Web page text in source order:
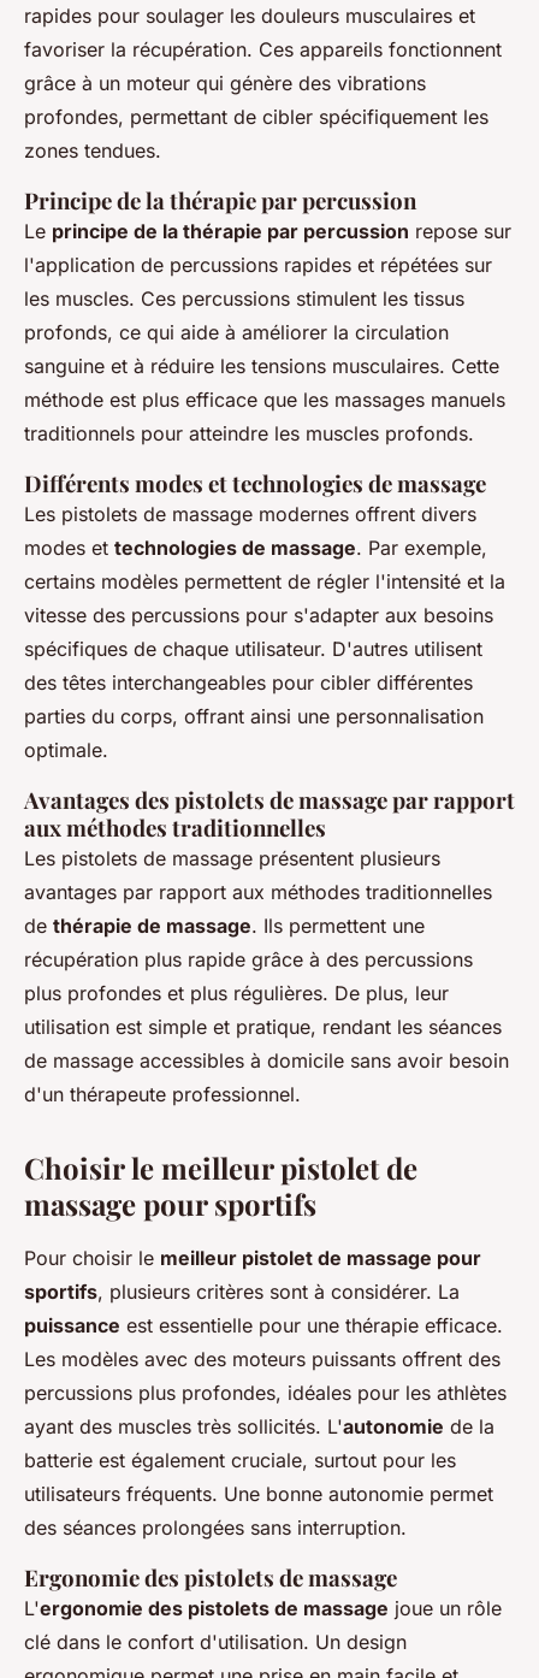
rapides pour soulager les douleurs musculaires et
favoriser la récupération. Ces appareils fonctionnent
grâce à un moteur qui génère des vibrations
profondes, permettant de cibler spécifiquement les
zones tendues.
Principe de la thérapie par percussion
Le principe de la thérapie par percussion repose sur
l'application de percussions rapides et répétées sur
les muscles. Ces percussions stimulent les tissus
profonds, ce qui aide à améliorer la circulation
sanguine et à réduire les tensions musculaires. Cette
méthode est plus efficace que les massages manuels
traditionnels pour atteindre les muscles profonds.
Différents modes et technologies de massage
Les pistolets de massage modernes offrent divers
modes et technologies de massage. Par exemple,
certains modèles permettent de régler l'intensité et la
vitesse des percussions pour s'adapter aux besoins
spécifiques de chaque utilisateur. D'autres utilisent
des têtes interchangeables pour cibler différentes
parties du corps, offrant ainsi une personnalisation
optimale.
Avantages des pistolets de massage par rapport
aux méthodes traditionnelles
Les pistolets de massage présentent plusieurs
avantages par rapport aux méthodes traditionnelles
de thérapie de massage. Ils permettent une
récupération plus rapide grâce à des percussions
plus profondes et plus régulières. De plus, leur
utilisation est simple et pratique, rendant les séances
de massage accessibles à domicile sans avoir besoin
d'un thérapeute professionnel.
Choisir le meilleur pistolet de
massage pour sportifs
Pour choisir le meilleur pistolet de massage pour
sportifs, plusieurs critères sont à considérer. La
puissance est essentielle pour une thérapie efficace.
Les modèles avec des moteurs puissants offrent des
percussions plus profondes, idéales pour les athlètes
ayant des muscles très sollicités. L'autonomie de la
batterie est également cruciale, surtout pour les
utilisateurs fréquents. Une bonne autonomie permet
des séances prolongées sans interruption.
Ergonomie des pistolets de massage
L'ergonomie des pistolets de massage joue un rôle
clé dans le confort d'utilisation. Un design